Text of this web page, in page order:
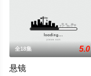
全18集 5.0
悬镜